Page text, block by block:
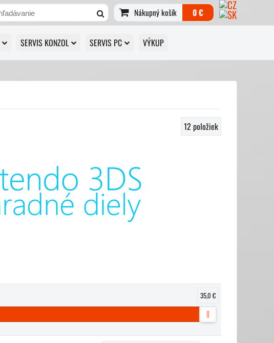
Nákupný košík 0 €
SERVIS KONZOL SERVIS PC VÝKUP
12 položiek
35,0 €